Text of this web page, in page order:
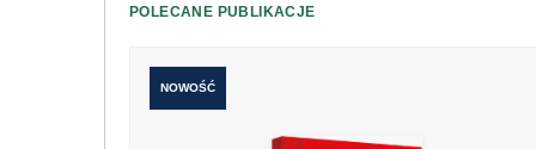
POLECANE PUBLIKACJE
NOWOŚĆ